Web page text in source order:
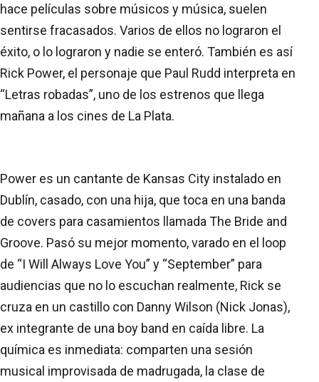
hace películas sobre músicos y música, suelen
sentirse fracasados. Varios de ellos no lograron el
éxito, o lo lograron y nadie se enteró. También es así
Rick Power, el personaje que Paul Rudd interpreta en
“Letras robadas”, uno de los estrenos que llega
mañana a los cines de La Plata.
Power es un cantante de Kansas City instalado en
Dublín, casado, con una hija, que toca en una banda
de covers para casamientos llamada The Bride and
Groove. Pasó su mejor momento, varado en el loop
de “I Will Always Love You” y “September” para
audiencias que no lo escuchan realmente, Rick se
cruza en un castillo con Danny Wilson (Nick Jonas),
ex integrante de una boy band en caída libre. La
química es inmediata: comparten una sesión
musical improvisada de madrugada, la clase de